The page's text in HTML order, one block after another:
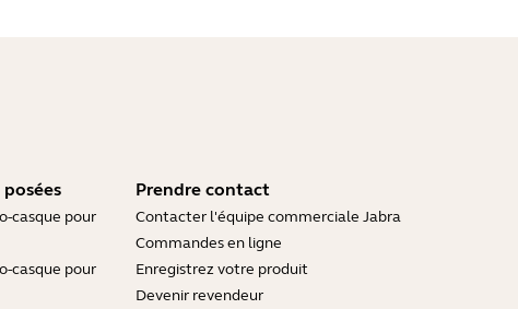
casque pour
casque pour
Prendre contact
Contacter l'équipe commerciale Jabra
Commandes en ligne
Enregistrez votre produit
Devenir revendeur